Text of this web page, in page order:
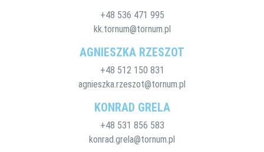
+48 536 471 995
kk.tornum@tornum.pl
AGNIESZKA RZESZOT
+48 512 150 831
agnieszka.rzeszot@tornum.pl
KONRAD GRELA
+48 531 856 583
konrad.grela@tornum.pl